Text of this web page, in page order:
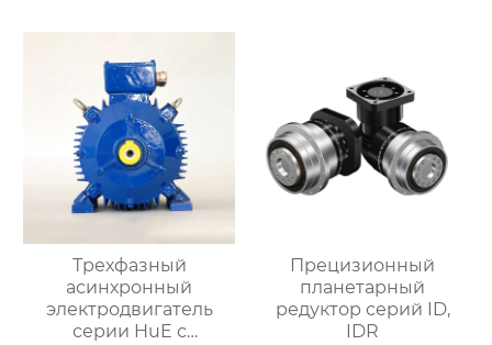
Трехфазный
асинхронный
электродвигатель
серии HuE с
Прецизионный
планетарный
редуктор серий ID,
IDR